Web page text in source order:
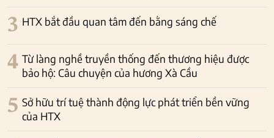
3 HTX bắt đầu quan tâm đến bằng sáng chế
4 Từ làng nghề truyền thống đến thương hiệu được
bảo hộ: Câu chuyện của hương Xà Cầu
5 Sở hữu trí tuệ thành động lực phát triển bền vững
của HTX